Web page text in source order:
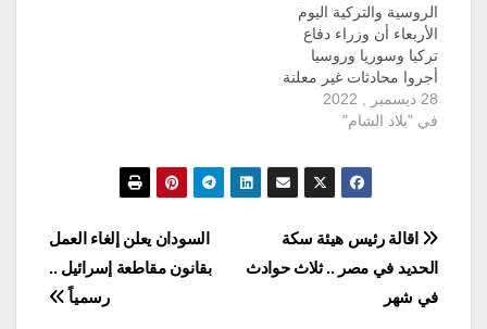
الروسية والتركية اليوم
الأربعاء أن وزراء دفاع
تركيا وسوريا وروسيا
أجروا محادثات غير معلنة
مسبقاً في موسكو. ويعتبر
هذا الاجتماع الأول بين
والتركمي منذ اندلاع
الأزمة في سوريا منذ 11
الدفاع التركية: إن رؤساء
المخابرات السورية
والتركية والروسية أيضاً…
28 ديسمبر , 2022
في "بلاد الشام"
تصفّح
المقالات
السودان يعلن إلغاء العمل
بقانون مقاطعة إسرائيل ..
رسمياً
اقالة رئيس هيئة سكة
الحديد في مصر .. ثلاث حوادث
في شهر